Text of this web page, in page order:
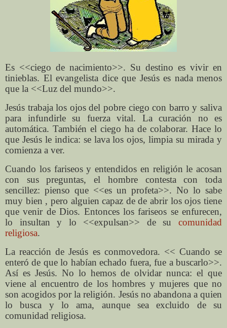
Es <<ciego de nacimiento>>. Su destino es vivir en
tinieblas. El evangelista dice que Jesús es nada menos
que la <<Luz del mundo>>.
Jesús trabaja los ojos del pobre ciego con barro y saliva
para infundirle su fuerza vital. La curación no es
automática. También el ciego ha de colaborar. Hace lo
que Jesús le indica: se lava los ojos, limpia su mirada y
comienza a ver.
Cuando los fariseos y entendidos en religión le acosan
con sus preguntas, el hombre contesta con toda
sencillez: pienso que <<es un profeta>>. No lo sabe
muy bien , pero alguien capaz de de abrir los ojos tiene
que venir de Dios. Entonces los fariseos se enfurecen,
lo insultan y lo <<expulsan>> de su comunidad
religiosa.
La reacción de Jesús es conmovedora. << Cuando se
enteró de que lo habían echado fuera, fue a buscarlo>>.
Así es Jesús. No lo hemos de olvidar nunca: el que
viene al encuentro de los hombres y mujeres que no
son acogidos por la religión. Jesús no abandona a quien
lo busca y lo ama, aunque sea excluido de su
comunidad religiosa.